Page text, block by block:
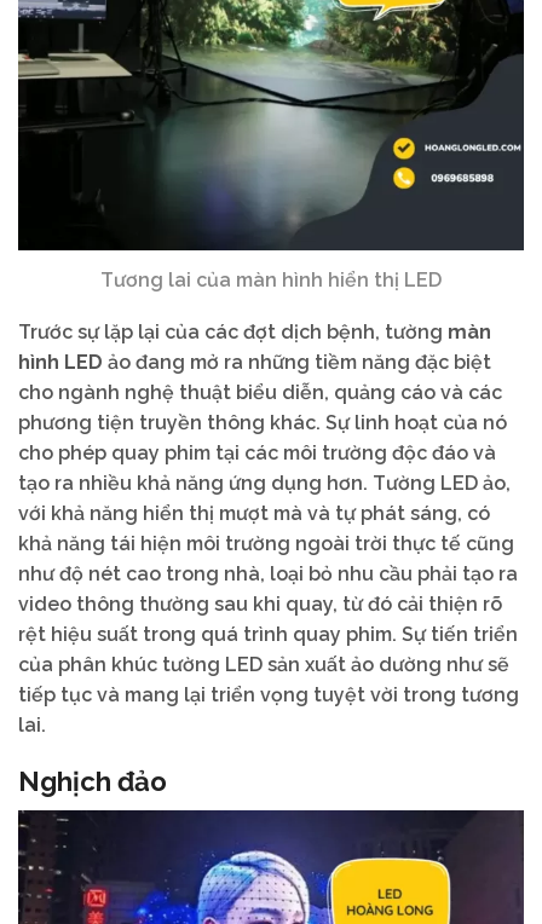
Tương lai của màn hình hiển thị LED
Trước sự lặp lại của các đợt dịch bệnh, tường màn
hình LED ảo đang mở ra những tiềm năng đặc biệt
cho ngành nghệ thuật biểu diễn, quảng cáo và các
phương tiện truyền thông khác. Sự linh hoạt của nó
cho phép quay phim tại các môi trường độc đáo và
tạo ra nhiều khả năng ứng dụng hơn. Tường LED ảo,
với khả năng hiển thị mượt mà và tự phát sáng, có
khả năng tái hiện môi trường ngoài trời thực tế cũng
như độ nét cao trong nhà, loại bỏ nhu cầu phải tạo ra
video thông thường sau khi quay, từ đó cải thiện rõ
rệt hiệu suất trong quá trình quay phim. Sự tiến triển
của phân khúc tường LED sản xuất ảo dường như sẽ
tiếp tục và mang lại triển vọng tuyệt vời trong tương
lai.
Nghịch đảo